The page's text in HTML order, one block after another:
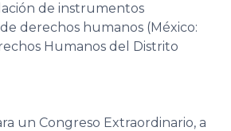
de instrumentos
derechos humanos (México:
Humanos del Distrito
un Congreso Extraordinario, a